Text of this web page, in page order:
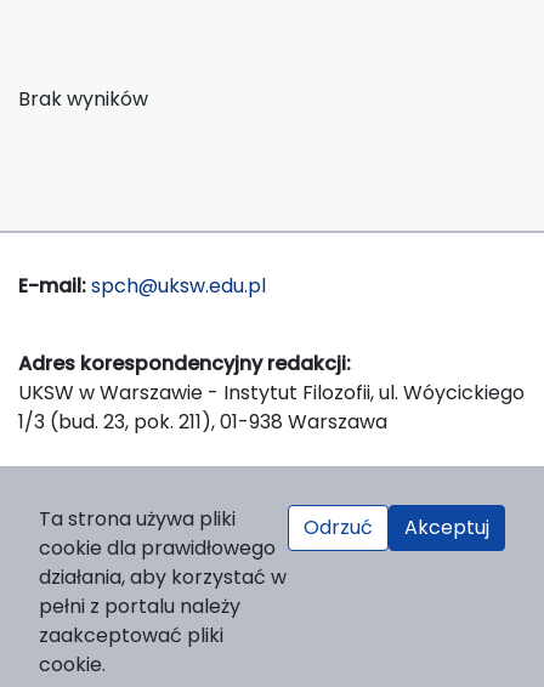
Brak wyników
E-mail:spch@uksw.edu.pl
Adres korespondencyjny redakcji:
UKSW w Warszawie - Instytut Filozofii, ul. Wóycickiego
1/3 (bud. 23, pok. 211), 01-938 Warszawa
Wydawnictwo Naukowe UKSW, ul. Dewajtis 5, domek
nr 2, 01-815 Warszawa
Strona WWW Wydawnictwa
e-mail: wydawnictwo@uksw.edu.pl
Ta strona używa pliki
cookie dla prawidłowego
działania, aby korzystać w
pełni z portalu należy
zaakceptować pliki
cookie.
Odrzuć Akceptuj